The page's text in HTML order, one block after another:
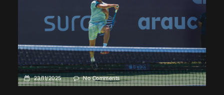
23/11/2025 No Comments